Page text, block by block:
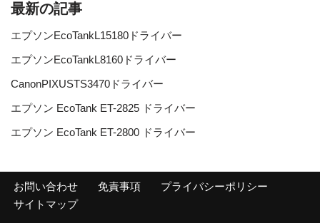
最新の記事
エプソンEcoTankL15180ドライバー
エプソンEcoTankL8160ドライバー
CanonPIXUSTS3470ドライバー
エプソン EcoTank ET-2825 ドライバー
エプソン EcoTank ET-2800 ドライバー
お問い合わせ 免責事項
プライバシーポリシー
サイトマップ